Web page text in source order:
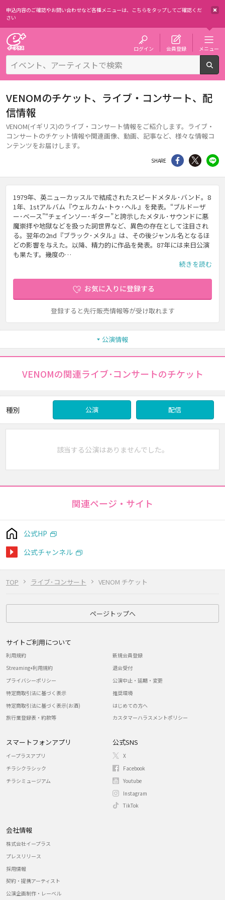
申込内容のご確認やお問い合わせなど各種メニューは、 こちらをタップしてご確認くだ
さい
ログイン 会員登録 メニュー
TOP ライブ･コンサート VENOM チケット
VENOMのチケット、ライブ・コンサート、配
信情報
VENOM(イギリス)のライブ・コンサート情報をご紹介します。ライブ・
コンサートのチケット情報や関連画像、動画、記事など、様々な情報コ
ンテンツをお届けします。
SHARE シェア Twitter
1979年、英ニューカッスルで結成されたスピードメタル･バンド。8
1年、1stアルバム『ウェルカム･トゥ･ヘル』を発表。“ブルドーザ
ー･ベース”“チェインソー･ギター”と誇示したメタル･サウンドに悪
魔崇拝や地獄などを扱った詞世界など、異色の存在として注目され
る。翌年の2nd『ブラック･メタル』は、その後ジャンル名となるほ
どの影響を与えた。以降、精力的に作品を発表。87年には来日公演
も果たす。幾度の…
続きを読む
お気に入りに登録する
登録すると先行販売情報等が受け取れます
公演情報
VENOMの関連ライブ･コンサートのチケット
種別 公演 配信
該当する公演はありませんでした。
関連ページ・サイト
公式HP
公式チャンネル
ページトップへ
サイトご利用について
利用規約
Streaming+利用規約
プライバシーポリシー
特定商取引法に基づく表示
特定商取引法に基づく表示(お酒)
旅行業登録表・約款等
新規会員登録
退会受付
公演中止・延期・変更
推奨環境
はじめての方へ
カスタマーハラスメントポリシー
スマートフォンアプリ
イープラスアプリ
チラシクラシック
チラシミュージアム
公式SNS
X
Facebook
Youtube
Instagram
TikTok
会社情報
株式会社イープラス
プレスリリース
採用情報
契約・提携アーティスト
公演企画制作・レーベル